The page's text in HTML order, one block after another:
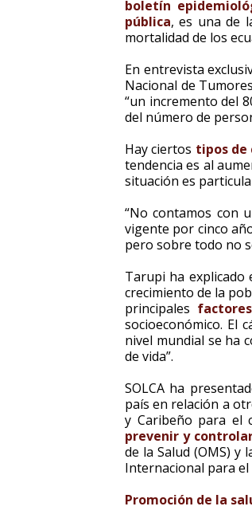
boletín
pública, es una de
mortalidad de los
En entrevista
Nacional de
“un incremento del
del número de
Hay ciertos tipos de
tendencia es al
situación es
“No contamos con
vigente por cinco
pero sobre todo no
Tarupi ha explicado
crecimiento de la
principales
socioeconómico. El
nivel mundial se ha
de vida”.
SOLCA ha
país en relación a
y Caribeño para el
prevenir y
de la Salud (OMS) y
Internacional para el
Promoción de la